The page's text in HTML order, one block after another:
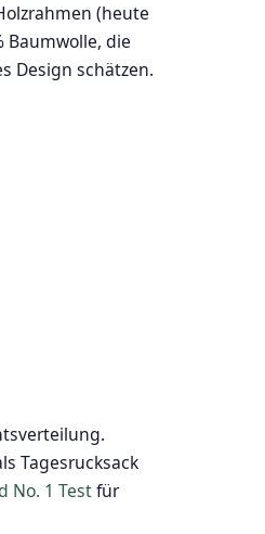
(heute
Baumwolle, die
Design schätzen.
Tagesrucksack
No. 1 Testfür